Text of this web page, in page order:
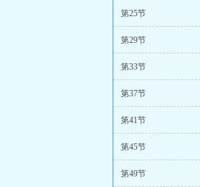
第25节
第29节
第33节
第37节
第41节
第45节
第49节